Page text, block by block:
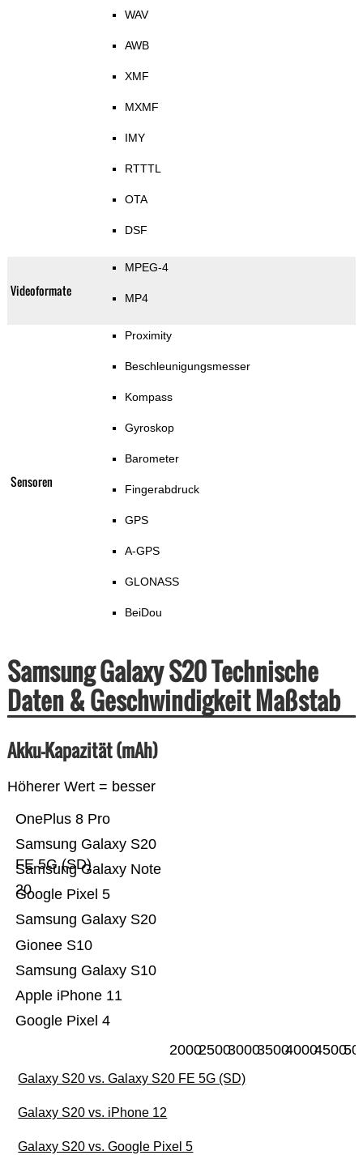
WAV
AWB
XMF
MXMF
IMY
RTTTL
OTA
DSF
Videoformate
MPEG-4
MP4
Sensoren
Proximity
Beschleunigungsmesser
Kompass
Gyroskop
Barometer
Fingerabdruck
GPS
A-GPS
GLONASS
BeiDou
Samsung Galaxy S20 Technische
Daten & Geschwindigkeit Maßstab
Akku-Kapazität (mAh)
Höherer Wert = besser
Google Pixel 4
Apple iPhone 11
Samsung Galaxy S10
Gionee S10
Samsung Galaxy S20
Google Pixel 5
Samsung Galaxy Note
20
Samsung Galaxy S20
FE 5G (SD)
OnePlus 8 Pro
200025003000350040004500
Galaxy S20 vs. Galaxy S20 FE 5G (SD)
Galaxy S20 vs. iPhone 12
Galaxy S20 vs. Google Pixel 5